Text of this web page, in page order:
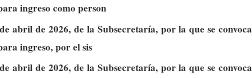
ingreso como person
abril de 2026, de la Subsecretaría, por la que se convoca
ingreso, por el sis
abril de 2026, de la Subsecretaría, por la que se convoca